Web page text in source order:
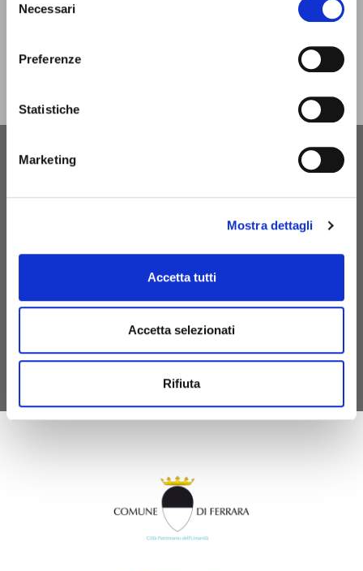
delNecessari
Preferenze
Statistiche
Marketing
Mostra dettagli
Accetta tutti
Accetta selezionati
Rifiuta
ARE YOU A TOUR OPERATOR AND WOULD YOU LIKE
PROJECT?
allows you to fully experience the city while saving time
and money. And if you stay overnight in Ferrara, you are
exempt from the tourist tax.
DISCOVER MYFE CARD